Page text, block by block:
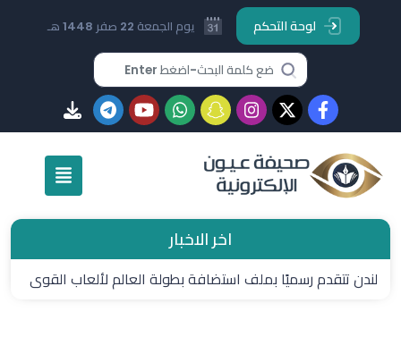
لوحة التحكم يوم الجمعة 22 صفر 1448 هـ
اخر الاخبار
لندن تتقدم رسميًا بملف استضافة بطولة العالم لألعاب القوى